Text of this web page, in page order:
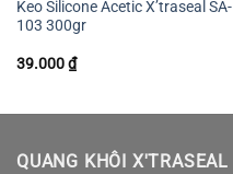
Keo Silicone Acetic X’traseal SA-
103 300gr
39.000₫
QUANG KHÔI X'TRASEAL